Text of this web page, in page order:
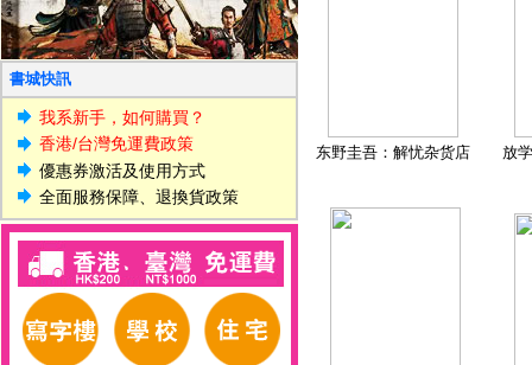
書城快訊
我系新手，如何購買？
香港/台灣免運費政策
優惠券激活及使用方式
全面服務保障、退換貨政策
东野圭吾：解忧杂货店 放